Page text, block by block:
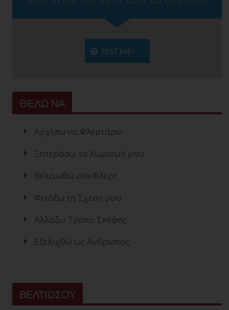
TEST ME!
ΘΕΛΩ ΝΑ
Αρχίσω να Φλερτάρω
Ξεπεράσω το Χωρισμό μου
Βελτιωθώ στο Φλερτ
Φτιάξω τη Σχέση μου
Αλλάξω Τρόπο Σκέψης
Εξελιχθώ ως Άνθρωπος
ΒΕΛΤΙΩΣΟΥ